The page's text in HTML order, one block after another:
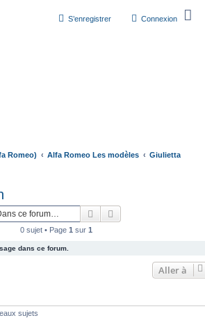
Connexion
S’enregistrer
Romeo) Alfa Romeo Les modèles
Giulietta
Rechercher
0 sujet • Page 1 sur 1
dans ce forum.
Aller à
sujets